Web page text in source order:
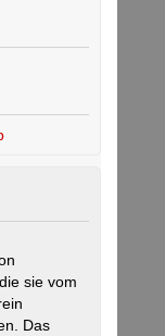
sie vom
Das